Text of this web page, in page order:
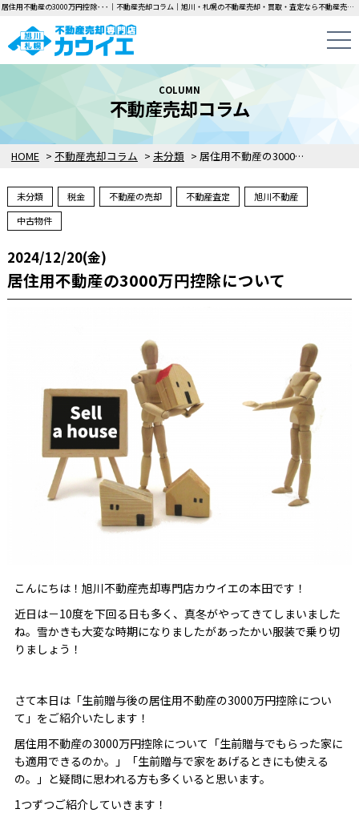
居住用不動産の3000万円控除･･･｜不動産売却コラム｜旭川・札幌の不動産売却・買取・査定なら不動産売却専門店カウイエにお任せください！中古一戸建て・マンション・土地の即日無料査定・即金買取を行っています！
HOME > 不動産売却コラム > 未分類 > 居住用不動産の3000万円控除について
COLUMN
不動産売却コラム
未分類 税金 不動産の売却 不動産査定
旭川不動産
中古物件
2024/12/20(金)
居住用不動産の3000万円控除について
こんにちは！旭川不動産売却専門店カウイエの本田です！
近日は－10度を下回る日も多く、真冬がやってきてしまいました
ね。雪かきも大変な時期になりましたがあったかい服装で乗り切
りましょう！
さて本日は「生前贈与後の居住用不動産の3000万円控除につい
て」をご紹介いたします！
居住用不動産の3000万円控除について「生前贈与でもらった家に
も適用できるのか。」「生前贈与で家をあげるときにも使える
の。」と疑問に思われる方も多くいると思います。
1つずつご紹介していきます！